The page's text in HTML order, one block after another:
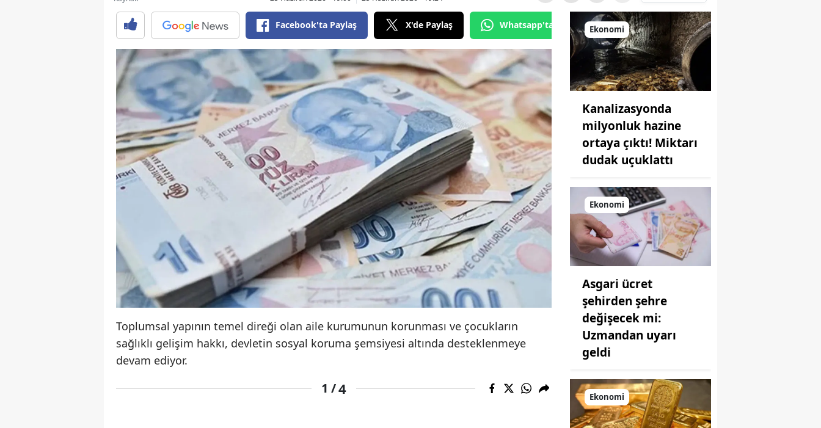
Bingöl
Burdur
Bursa
Çanakkale
Çankırı
Çorum
Denizli
Diyarbakır
Edirne
Elazığ
Erzincan
Erzurum
Gaziantep
Facebook'ta Paylaş X'de Paylaş Whatsapp'tan Gönder
Toplumsal yapının temel direği olan aile kurumunun korunması ve çocukların
sağlıklı gelişim hakkı, devletin sosyal koruma şemsiyesi altında desteklenmeye
devam ediyor.
1 /4
Ekonomi
Kanalizasyonda
milyonluk hazine
ortaya çıktı! Miktarı
dudak uçuklattı
Ekonomi
Asgari ücret
şehirden şehre
değişecek mi:
Uzmandan uyarı
geldi
Ekonomi